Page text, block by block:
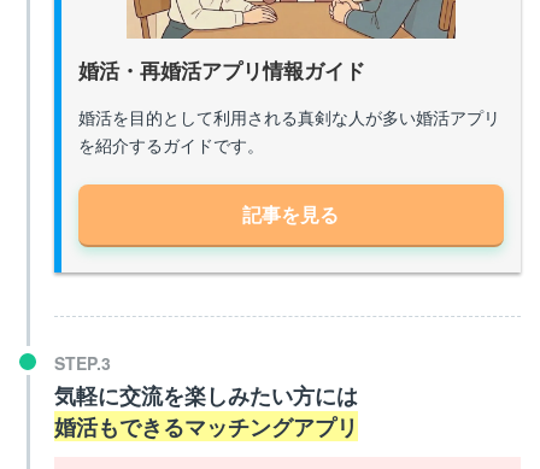
婚活・再婚活アプリ情報ガイド
婚活を目的として利用される真剣な人が多い婚活アプリ
を紹介するガイドです。
記事を見る
気軽に交流を楽しみたい方には
婚活もできるマッチングアプリ